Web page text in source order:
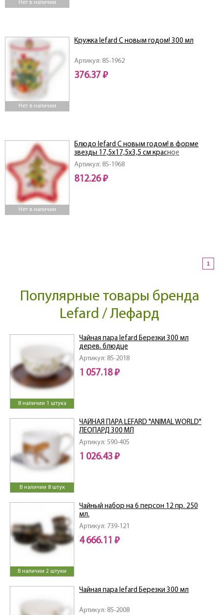
Нет в наличии
Нет в наличии
Артикул: 85-1962
Кружка lefard С новым годом! 300 мл
376.37 ₽
Нет в наличии
Артикул: 85-1968
Блюдо lefard С новым годом! в форме
звезды 17,5х17,5х3,5 см красное
812.26 ₽
1
Популярные товары бренда
Lefard / Лефард
В наличии 1 штука
Артикул: 85-2018
Чайная пара lefard Березки 300 мл
дерев. блюдце
1 057.18 ₽
В наличии 8 штук
Артикул: 590-405
ЧАЙНАЯ ПАРА LEFARD "ANIMAL WORLD"
ЛЕОПАРД 300 МЛ
1 026.43 ₽
В наличии 2 штуки
Артикул: 739-121
Чайный набор на 6 персон 12 пр. 250
мл.
4 666.11 ₽
Артикул: 85-2008
Чайная пара lefard Березки 300 мл